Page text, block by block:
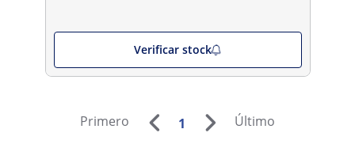
Verificar stock
Primero 1 Último